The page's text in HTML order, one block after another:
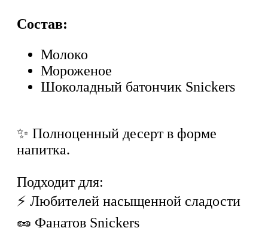
Состав:
Молоко
Мороженое
Шоколадный батончик Snickers
✨ Полноценный десерт в форме
напитка.
Подходит для:
⚡ Любителей насыщенной сладости
🥜 Фанатов Snickers